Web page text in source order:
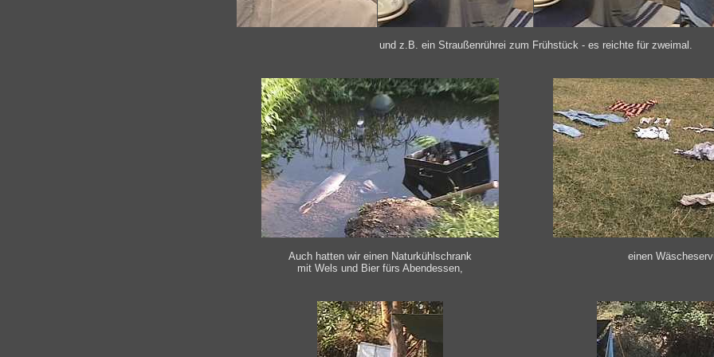
und z.B. ein Straußenrührei zum Frühstück - es reichte für zweimal.
Auch hatten wir einen Naturkühlschrank
mit Wels und Bier fürs Abendessen,
einen